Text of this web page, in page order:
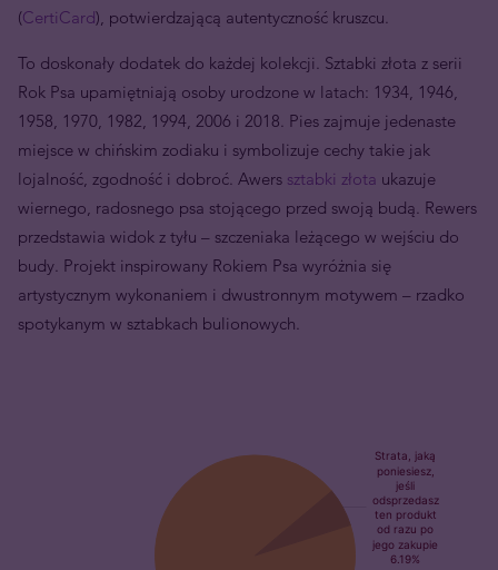
(CertiCard), potwierdzającą autentyczność kruszcu.
To doskonały dodatek do każdej kolekcji. Sztabki złota z serii
Rok Psa upamiętniają osoby urodzone w latach: 1934, 1946,
1958, 1970, 1982, 1994, 2006 i 2018. Pies zajmuje jedenaste
miejsce w chińskim zodiaku i symbolizuje cechy takie jak
lojalność, zgodność i dobroć. Awers sztabki złota ukazuje
wiernego, radosnego psa stojącego przed swoją budą. Rewers
przedstawia widok z tyłu – szczeniaka leżącego w wejściu do
budy. Projekt inspirowany Rokiem Psa wyróżnia się
artystycznym wykonaniem i dwustronnym motywem – rzadko
spotykanym w sztabkach bulionowych.